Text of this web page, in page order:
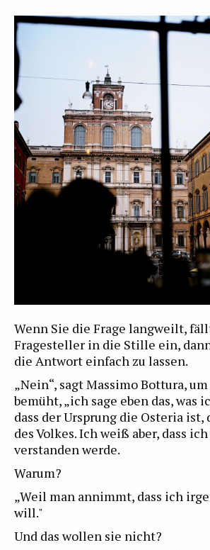
Wenn Sie die Frage langweilt,
Fragesteller in die Stille ein,
die Antwort einfach zu lassen.
„Nein“, sagt Massimo Bottura,
bemüht, „ich sage eben das, was
dass der Ursprung die Osteria ist,
des Volkes. Ich weiß aber, dass
verstanden werde.
Warum?
„Weil man annimmt, dass ich
will."
Und das wollen sie nicht?